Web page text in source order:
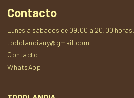
Contacto
Lunes a sábados de 09:00 a 20:00 horas.
todolandiauy@gmail.com
Contacto
WhatsApp